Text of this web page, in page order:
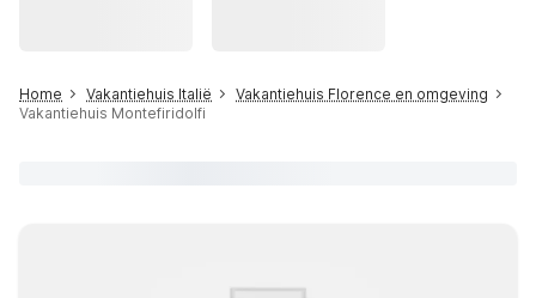
Home Vakantiehuis Italië
Vakantiehuis Florence en omgeving
Vakantiehuis Montefiridolfi